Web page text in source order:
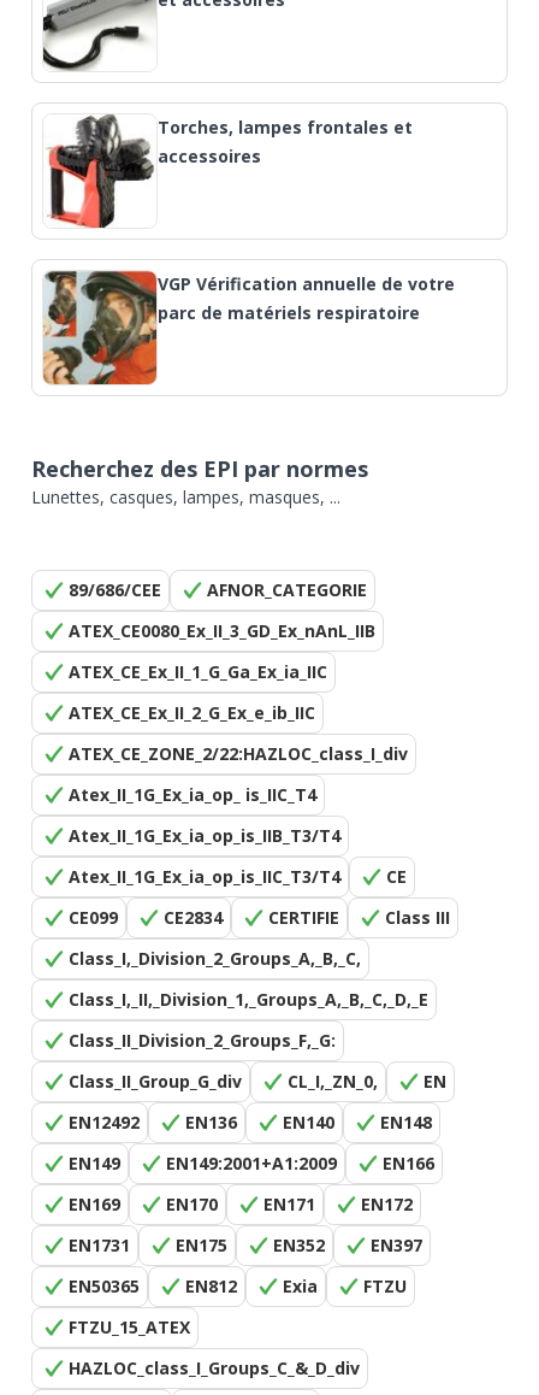
Torches, lampes frontales et
accessoires
VGP Vérification annuelle de votre
parc de matériels respiratoire
Recherchez des EPI par normes
Lunettes, casques, lampes, masques, ...
89/686/CEE
AFNOR_CATEGORIE
ATEX_CE0080_Ex_II_3_GD_Ex_nAnL_IIB
ATEX_CE_Ex_II_1_G_Ga_Ex_ia_IIC
ATEX_CE_Ex_II_2_G_Ex_e_ib_IIC
ATEX_CE_ZONE_2/22:HAZLOC_class_I_div
Atex_II_1G_Ex_ia_op_ is_IIC_T4
Atex_II_1G_Ex_ia_op_is_IIB_T3/T4
Atex_II_1G_Ex_ia_op_is_IIC_T3/T4
CE
CE099
CE2834 CERTIFIE
Class III
Class_I,_Division_2_Groups_A,_B,_C,
Class_I,_II,_Division_1,_Groups_A,_B,_C,_D,_E
Class_II_Division_2_Groups_F,_G:
Class_II_Group_G_div
CL_I,_ZN_0,
EN
EN12492
EN136 EN140
EN148
EN149
EN149:2001+A1:2009
EN166
EN169
EN170 EN171
EN172
EN1731
EN175 EN352
EN397
EN50365
EN812 Exia
FTZU
FTZU_15_ATEX
HAZLOC_class_I_Groups_C_&_D_div